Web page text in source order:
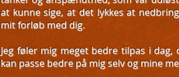
at kunne sige, at det lykkes at
mit forløb med dig.
Jeg føler mig meget bedre tilpas i
kan passe bedre på mig selv og mine